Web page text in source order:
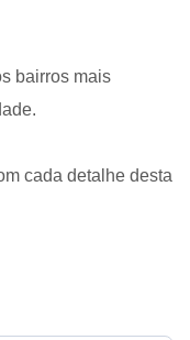
bairros mais
cada detalhe desta